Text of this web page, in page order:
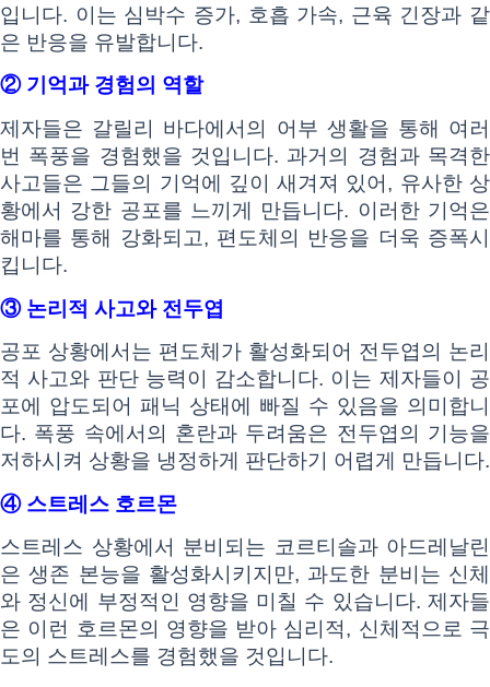
입니다. 이는 심박수 증가, 호흡 가속, 근육 긴장과 같
은 반응을 유발합니다.
② 기억과 경험의 역할
제자들은 갈릴리 바다에서의 어부 생활을 통해 여러
번 폭풍을 경험했을 것입니다. 과거의 경험과 목격한
사고들은 그들의 기억에 깊이 새겨져 있어, 유사한 상
황에서 강한 공포를 느끼게 만듭니다. 이러한 기억은
해마를 통해 강화되고, 편도체의 반응을 더욱 증폭시
킵니다.
③ 논리적 사고와 전두엽
공포 상황에서는 편도체가 활성화되어 전두엽의 논리
적 사고와 판단 능력이 감소합니다. 이는 제자들이 공
포에 압도되어 패닉 상태에 빠질 수 있음을 의미합니
다. 폭풍 속에서의 혼란과 두려움은 전두엽의 기능을
저하시켜 상황을 냉정하게 판단하기 어렵게 만듭니다.
④ 스트레스 호르몬
스트레스 상황에서 분비되는 코르티솔과 아드레날린
은 생존 본능을 활성화시키지만, 과도한 분비는 신체
와 정신에 부정적인 영향을 미칠 수 있습니다. 제자들
은 이런 호르몬의 영향을 받아 심리적, 신체적으로 극
도의 스트레스를 경험했을 것입니다.